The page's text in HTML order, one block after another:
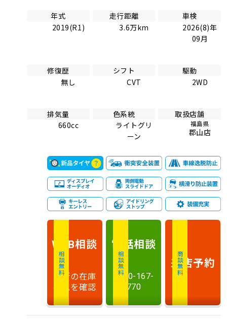
年式
2019(R1)
走行距離
3.6万km
車検
2026(8)年
09月
修復歴
無し
シフト
CVT
駆動
2WD
排気量
660cc
色系統
ライトグリ
ーン
取扱店舗
福島県
郡山店
相談無料
WEB相談
最新の在庫
状況を確認
相談無料
電話相談
0120-167-
770
商談無料
来店予約